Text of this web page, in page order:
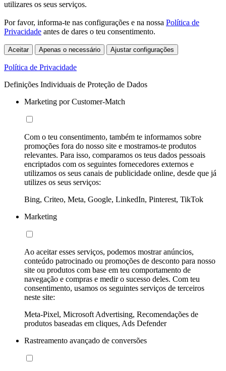
utilizares os seus serviços.
Por favor, informa-te nas configurações e na nossa Política de
Privacidade antes de dares o teu consentimento.
Aceitar Apenas o necessário Ajustar configurações
Política de Privacidade
Definições Individuais de Proteção de Dados
Marketing por Customer-Match
Com o teu consentimento, também te informamos sobre
promoções fora do nosso site e mostramos-te produtos
relevantes. Para isso, comparamos os teus dados pessoais
encriptados com os seguintes fornecedores externos e
utilizamos os seus canais de publicidade online, desde que já
utilizes os seus serviços:
Bing, Criteo, Meta, Google, LinkedIn, Pinterest, TikTok
Marketing
Ao aceitar esses serviços, podemos mostrar anúncios,
conteúdo patrocinado ou promoções de desconto para nosso
site ou produtos com base em teu comportamento de
navegação e compras e medir o sucesso deles. Com teu
consentimento, usamos os seguintes serviços de terceiros
neste site:
Meta-Pixel, Microsoft Advertising, Recomendações de
produtos baseadas em cliques, Ads Defender
Rastreamento avançado de conversões